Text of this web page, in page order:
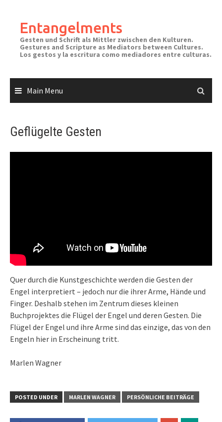
contentEntangelments
Gesten und Schrift als Mittler zwischen den Kulturen.
Gestures and Scripture as Mediators between Cultures.
Los gestos y la escritura como mediadores entre culturas.
Main Menu
Geflügelte Gesten
Quer durch die Kunstgeschichte werden die Gesten der
Engel interpretiert – jedoch nur die ihrer Arme, Hände und
Finger. Deshalb stehen im Zentrum dieses kleinen
Buchprojektes die Flügel der Engel und deren Gesten. Die
Flügel der Engel und ihre Arme sind das einzige, das von den
Engeln hier in Erscheinung tritt.
Marlen Wagner
POSTED UNDER MARLEN WAGNER PERSÖNLICHE BEITRÄGE